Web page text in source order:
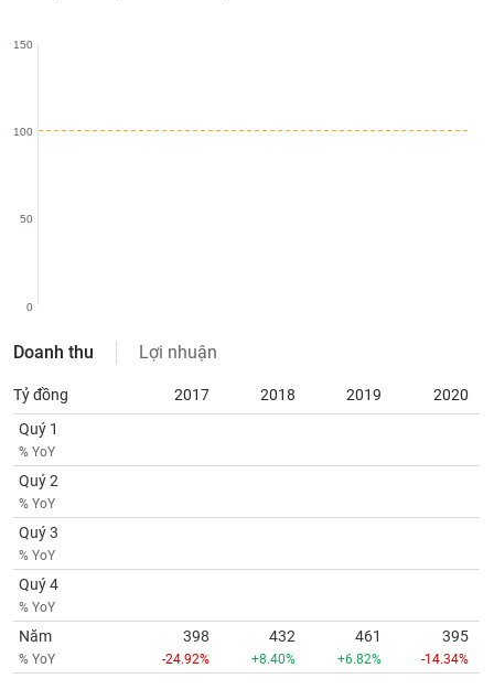
0
50
100
150
Doanh thu Lợi nhuận
Tỷ đồng 2017 2018 2019
2020
Quý 1
% YoY
Quý 2
% YoY
Quý 3
% YoY
Quý 4
% YoY
Năm
% YoY
398
-24.92%
432
+8.40%
461
+6.82%
395
-14.34%
TIỆN
ÍCH
BẤT
ĐỘNG
SẢN
Mã